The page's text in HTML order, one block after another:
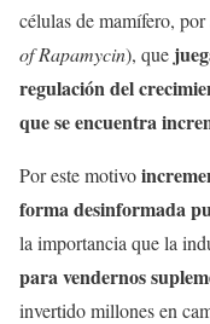
células de mamífero,
of Rapamycin), que
regulación del
que se encuentra
Por este motivo
forma desinformada
la importancia que la
para vendernos
invertido millones en